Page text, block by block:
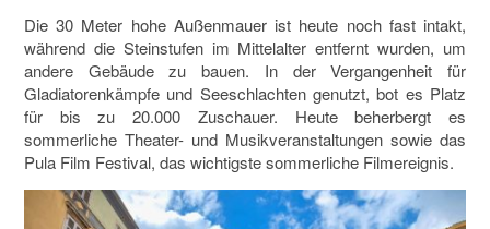
Die 30 Meter hohe Außenmauer ist heute noch fast intakt,
während die Steinstufen im Mittelalter entfernt wurden, um
andere Gebäude zu bauen. In der Vergangenheit für
Gladiatorenkämpfe und Seeschlachten genutzt, bot es Platz
für bis zu 20.000 Zuschauer. Heute beherbergt es
sommerliche Theater- und Musikveranstaltungen sowie das
Pula Film Festival, das wichtigste sommerliche Filmereignis.